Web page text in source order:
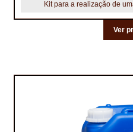
Kit para a realização de
Ver